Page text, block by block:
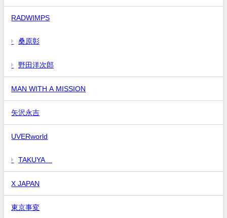
RADWIMPS
桑原彰
野田洋次郎
MAN WITH A MISSION
矢沢永吉
UVERworld
TAKUYA∞
X JAPAN
東京事変